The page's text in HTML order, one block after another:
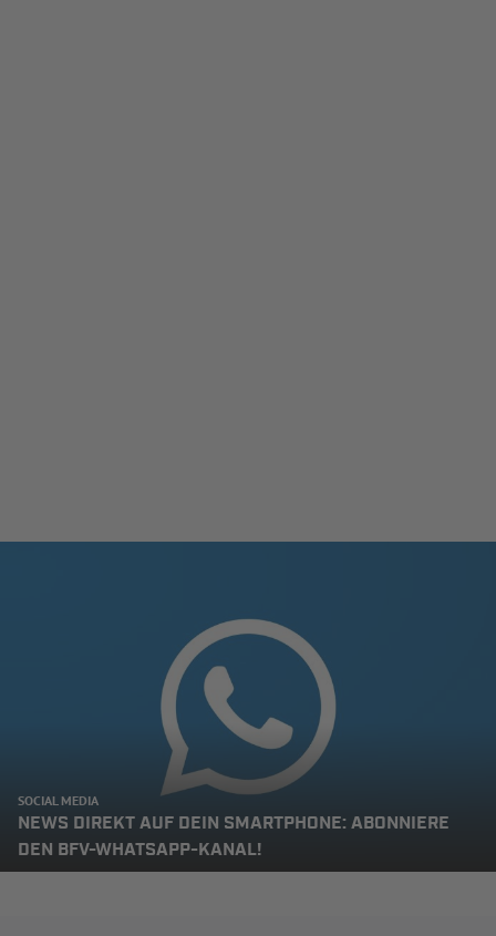
SOCIAL MEDIA
NEWS DIREKT AUF DEIN SMARTPHONE: ABONNIERE
DEN BFV-WHATSAPP-KANAL!